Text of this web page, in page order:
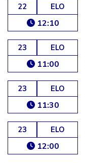
22 ELO
12:10
23 ELO
11:00
23 ELO
11:30
23 ELO
12:00